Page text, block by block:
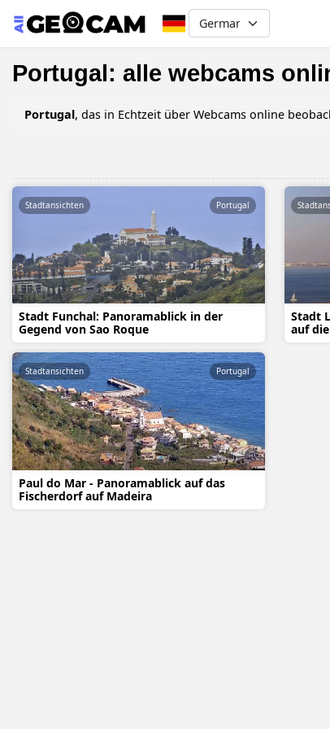
Select your language
Portugal: alle webcams
Portugal, das in Echtzeit über Webcams online
Stadt Funchal: Panoramablick in der
Gegend von Sao Roque
Stadtansichten Portugal
Stadt
auf
Paul do Mar - Panoramablick auf das
Fischerdorf auf Madeira
Stadtansichten Portugal